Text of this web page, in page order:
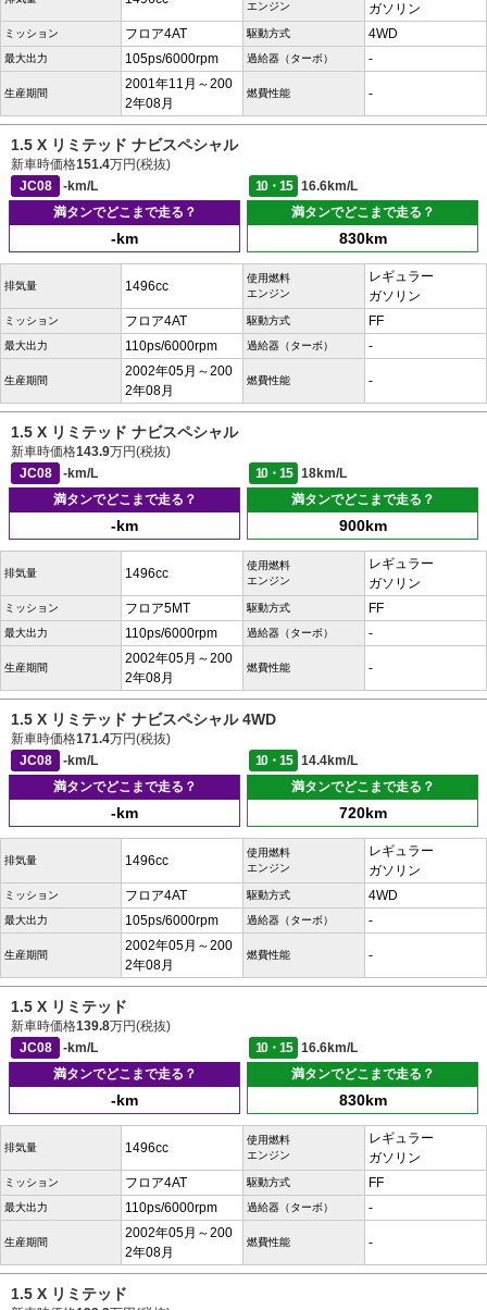
エンジン ガソリン
ミッション フロア4AT 駆動方式 4WD
最大出力 105ps/6000rpm 過給器（ターボ） -
生産期間
2001年11月～200
2年08月
燃費性能 -
1.5 X リミテッド ナビスペシャル
新車時価格151.4万円(税抜)
JC08
-km/L 10・15
16.6km/L
満タンでどこまで走る？
-km
満タンでどこまで走る？
830km
排気量 1496cc
使用燃料
エンジン
レギュラー
ガソリン
ミッション フロア4AT 駆動方式 FF
最大出力 110ps/6000rpm 過給器（ターボ） -
生産期間
2002年05月～200
2年08月
燃費性能 -
1.5 X リミテッド ナビスペシャル
新車時価格143.9万円(税抜)
JC08
-km/L 10・15
18km/L
満タンでどこまで走る？
-km
満タンでどこまで走る？
900km
排気量 1496cc
使用燃料
エンジン
レギュラー
ガソリン
ミッション フロア5MT 駆動方式 FF
最大出力 110ps/6000rpm 過給器（ターボ） -
生産期間
2002年05月～200
2年08月
燃費性能 -
1.5 X リミテッド ナビスペシャル 4WD
新車時価格171.4万円(税抜)
JC08
-km/L 10・15
14.4km/L
満タンでどこまで走る？
-km
満タンでどこまで走る？
720km
排気量 1496cc
使用燃料
エンジン
レギュラー
ガソリン
ミッション フロア4AT 駆動方式 4WD
最大出力 105ps/6000rpm 過給器（ターボ） -
生産期間
2002年05月～200
2年08月
燃費性能 -
1.5 X リミテッド
新車時価格139.8万円(税抜)
JC08
-km/L 10・15
16.6km/L
満タンでどこまで走る？
-km
満タンでどこまで走る？
830km
排気量 1496cc
使用燃料
エンジン
レギュラー
ガソリン
ミッション フロア4AT 駆動方式 FF
最大出力 110ps/6000rpm 過給器（ターボ） -
生産期間
2002年05月～200
2年08月
燃費性能 -
1.5 X リミテッド